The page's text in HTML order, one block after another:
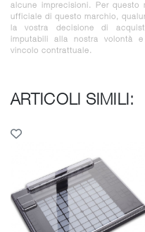
alcune imprecisioni. Per
ufficiale di questo marchio,
la vostra decisione di
imputabili alla nostra volontà
vincolo contrattuale.
ARTICOLI SIMILI: